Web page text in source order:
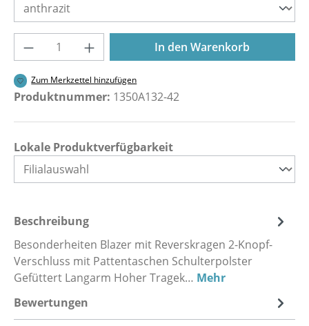
Produkt Anzahl: Gib den gewünschten
In den Warenkorb
Zum Merkzettel hinzufügen
Produktnummer: 1350A132-42
Lokale Produktverfügbarkeit
Beschreibung
Besonderheiten Blazer mit Reverskragen 2-Knopf-
Verschluss mit Pattentaschen Schulterpolster
Gefüttert Langarm Hoher Tragek… Mehr
Bewertungen